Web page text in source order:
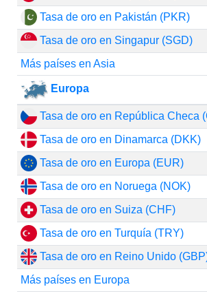
Tasa de oro en Pakistán (PKR)
Tasa de oro en Singapur (SGD)
Más países en Asia
Europa
Tasa de oro en República Checa
Tasa de oro en Dinamarca (DKK)
Tasa de oro en Europa (EUR)
Tasa de oro en Noruega (NOK)
Tasa de oro en Suiza (CHF)
Tasa de oro en Turquía (TRY)
Tasa de oro en Reino Unido
Más países en Europa